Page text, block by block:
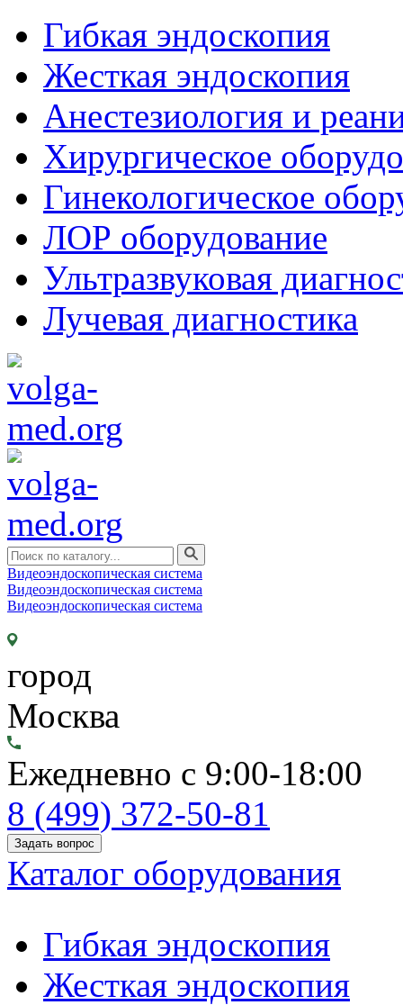
Гибкая эндоскопия
Жесткая эндоскопия
Анестезиология и
Хирургическое
Гинекологическое
ЛОР оборудование
Ультразвуковая
Лучевая диагностика
Видеоэндоскопическая система
Видеоэндоскопическая система
Видеоэндоскопическая система
город
Москва
Ежедневно с 9:00-18:00
8 (499) 372-50-81
Задать вопрос
Каталог оборудования
Гибкая эндоскопия
Жесткая эндоскопия